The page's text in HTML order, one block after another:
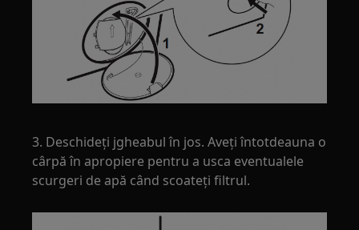
3. Deschideți jgheabul în jos. Aveți întotdeauna o
cârpă în apropiere pentru a usca eventualele
scurgeri de apă când scoateți filtrul.